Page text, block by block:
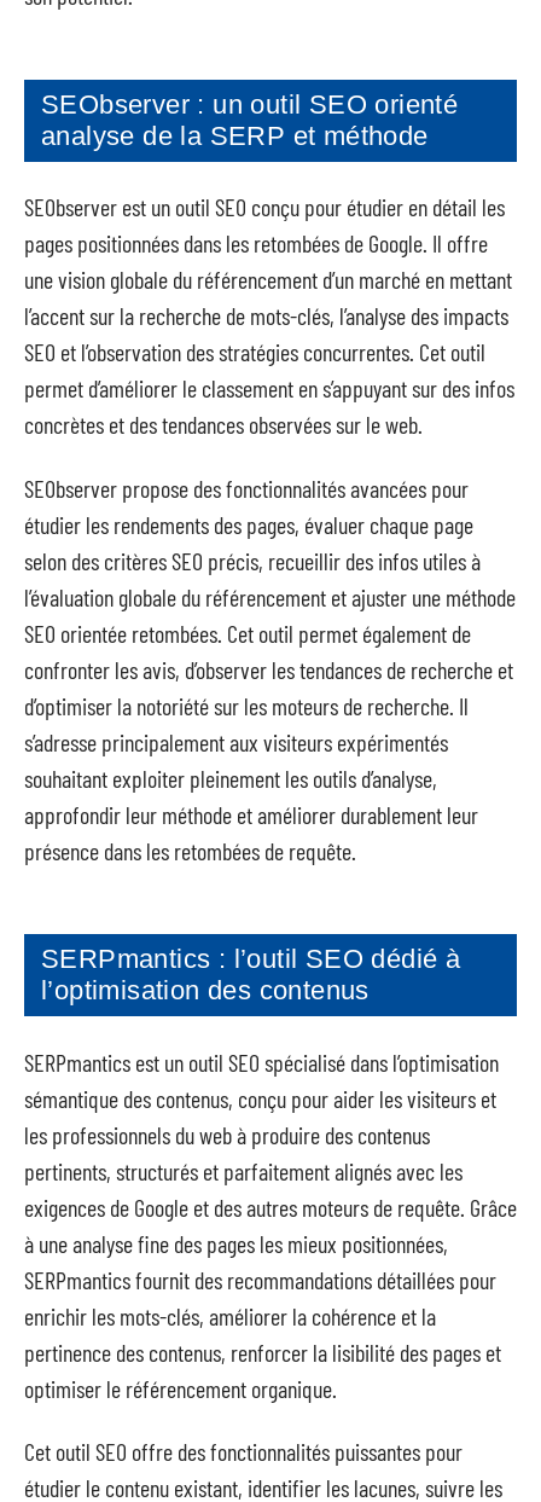
SEObserver : un outil SEO orienté
analyse de la SERP et méthode
SEObserver est un outil SEO conçu pour étudier en détail les
pages positionnées dans les retombées de Google. Il offre
une vision globale du référencement d’un marché en mettant
l’accent sur la recherche de mots-clés, l’analyse des impacts
SEO et l’observation des stratégies concurrentes. Cet outil
permet d’améliorer le classement en s’appuyant sur des infos
concrètes et des tendances observées sur le web.
SEObserver propose des fonctionnalités avancées pour
étudier les rendements des pages, évaluer chaque page
selon des critères SEO précis, recueillir des infos utiles à
l’évaluation globale du référencement et ajuster une méthode
SEO orientée retombées. Cet outil permet également de
confronter les avis, d’observer les tendances de recherche et
d’optimiser la notoriété sur les moteurs de recherche. Il
s’adresse principalement aux visiteurs expérimentés
souhaitant exploiter pleinement les outils d’analyse,
approfondir leur méthode et améliorer durablement leur
présence dans les retombées de requête.
SERPmantics : l’outil SEO dédié à
l’optimisation des contenus
SERPmantics est un outil SEO spécialisé dans l’optimisation
sémantique des contenus, conçu pour aider les visiteurs et
les professionnels du web à produire des contenus
pertinents, structurés et parfaitement alignés avec les
exigences de Google et des autres moteurs de requête. Grâce
à une analyse fine des pages les mieux positionnées,
SERPmantics fournit des recommandations détaillées pour
enrichir les mots-clés, améliorer la cohérence et la
pertinence des contenus, renforcer la lisibilité des pages et
optimiser le référencement organique.
Cet outil SEO offre des fonctionnalités puissantes pour
étudier le contenu existant, identifier les lacunes, suivre les